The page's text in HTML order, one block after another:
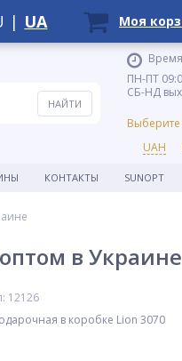
ПН-ПТ
СБ-НД
UAH
КОНТАКТЫ SUNOPT
в Украине
12126
в коробке Lion 3070
| UA Моя